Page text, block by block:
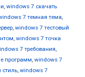
, windows 7 скачать
7 темная тема,
, windows 7 тестовый
, windows 7 точка
7 требования,
программ, windows 7
, windows 7